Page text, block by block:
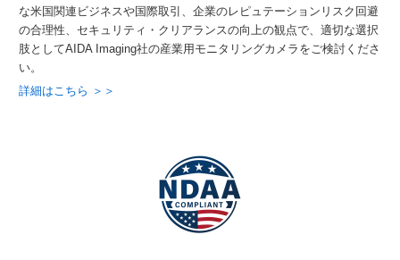
な米国関連ビジネスや国際取引、企業のレピュテーションリスク回避
の合理性、セキュリティ・クリアランスの向上の観点で、適切な選択
肢としてAIDA Imaging社の産業用モニタリングカメラをご検討くださ
い。
詳細はこちら ＞＞